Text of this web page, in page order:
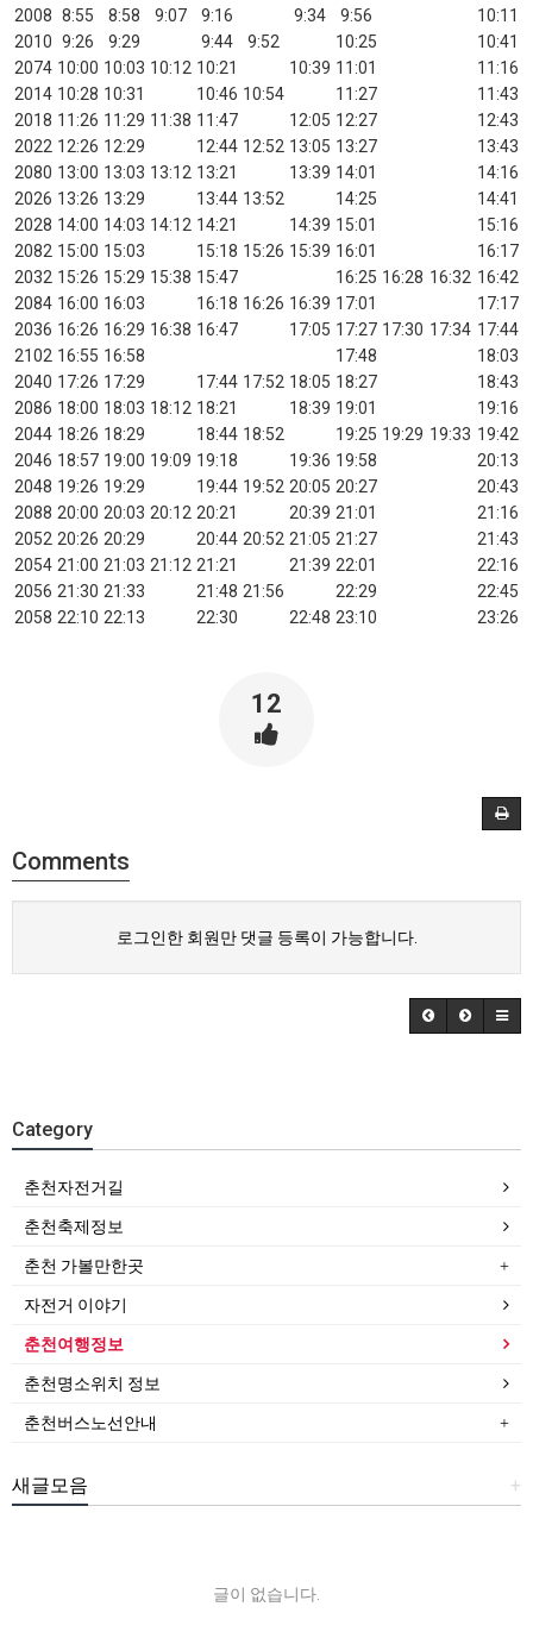
2008 8:55 8:58 9:07 9:16 9:34 9:56
10:11
2010 9:26 9:29 9:44 9:52 10:25
10:41
2074 10:00 10:03 10:12 10:21 10:39 11:01
11:16
2014 10:28 10:31 10:46 10:54 11:27
11:43
2018 11:26 11:29 11:38 11:47 12:05 12:27
12:43
2022 12:26 12:29 12:44 12:52 13:05 13:27
13:43
2080 13:00 13:03 13:12 13:21 13:39 14:01
14:16
2026 13:26 13:29 13:44 13:52 14:25
14:41
2028 14:00 14:03 14:12 14:21 14:39 15:01
15:16
2082 15:00 15:03 15:18 15:26 15:39 16:01
16:17
2032 15:26 15:29 15:38 15:47 16:25 16:28 16:32 16:42
2084 16:00 16:03 16:18 16:26 16:39 17:01
17:17
2036 16:26 16:29 16:38 16:47 17:05 17:27 17:30 17:34 17:44
2102 16:55 16:58 17:48
18:03
2040 17:26 17:29 17:44 17:52 18:05 18:27
18:43
2086 18:00 18:03 18:12 18:21 18:39 19:01
19:16
2044 18:26 18:29 18:44 18:52 19:25 19:29 19:33 19:42
2046 18:57 19:00 19:09 19:18 19:36 19:58
20:13
2048 19:26 19:29 19:44 19:52 20:05 20:27
20:43
2088 20:00 20:03 20:12 20:21 20:39 21:01
21:16
2052 20:26 20:29 20:44 20:52 21:05 21:27
21:43
2054 21:00 21:03 21:12 21:21 21:39 22:01
22:16
2056 21:30 21:33 21:48 21:56 22:29
22:45
2058 22:10 22:13 22:30 22:48 23:10 23:26
12
Comments
로그인한 회원만 댓글 등록이 가능합니다.
Category
춘천자전거길
춘천축제정보
춘천 가볼만한곳
자전거 이야기
춘천여행정보
춘천명소위치 정보
춘천버스노선안내
+
새글모음
글이 없습니다.